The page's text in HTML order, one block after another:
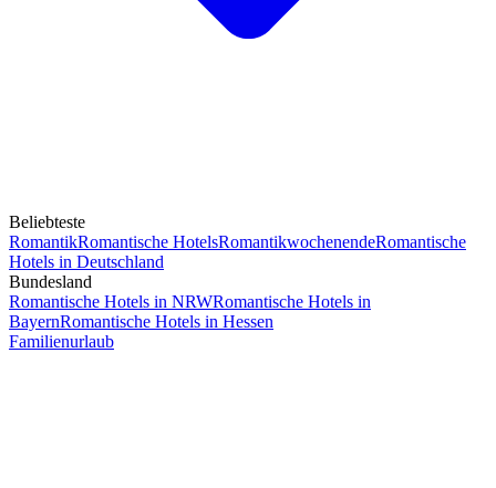
Beliebteste
RomantikRomantische HotelsRomantikwochenendeRomantische
Hotels in Deutschland
Bundesland
Romantische Hotels in NRWRomantische Hotels in
BayernRomantische Hotels in Hessen
Familienurlaub